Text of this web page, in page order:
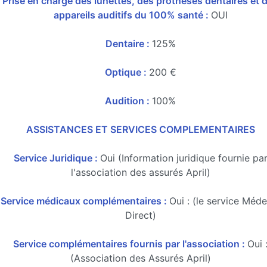
appareils auditifs du 100% santé : OUI
Dentaire : 125%
Optique : 200 €
Audition : 100%
ASSISTANCES ET SERVICES COMPLEMENTAIRES
Service Juridique : Oui (Information juridique fournie par
l'association des assurés April)
Service médicaux complémentaires : Oui : (le service
Direct)
Service complémentaires fournis par l'association : Oui :
(Association des Assurés April)